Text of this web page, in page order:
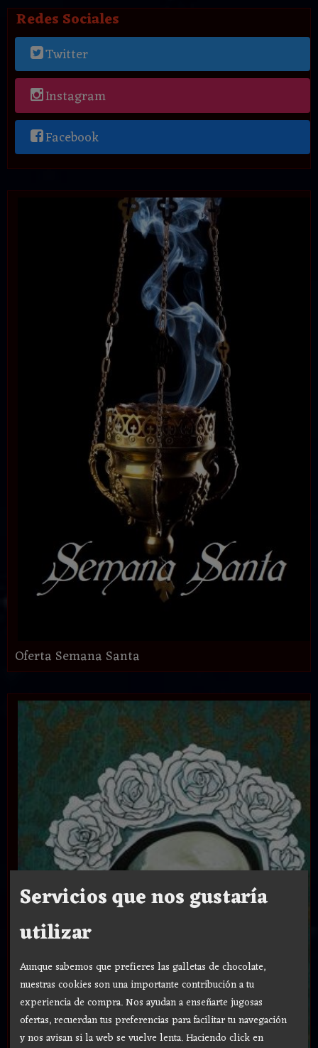
Redes Sociales
Twitter
Instagram
Facebook
Oferta Semana Santa
Servicios que nos gustaría
utilizar
Aunque sabemos que prefieres las galletas de chocolate,
nuestras cookies son una importante contribución a tu
experiencia de compra. Nos ayudan a enseñarte jugosas
ofertas, recuerdan tus preferencias para facilitar tu navegación
y nos avisan si la web se vuelve lenta. Haciendo click en